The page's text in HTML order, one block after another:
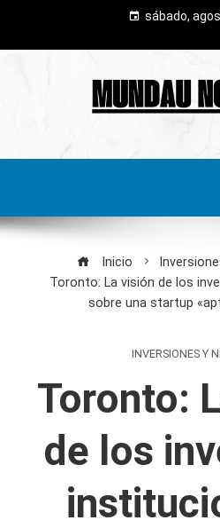
sábado,
Inicio
Toronto: La visión de los
sobre una startup
INVERSIONES Y
Toronto:
de los